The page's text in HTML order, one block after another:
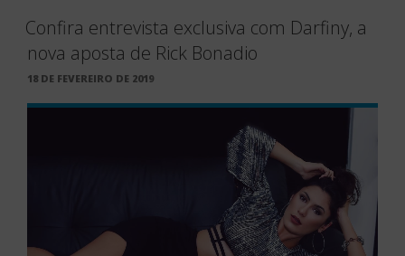
Confira entrevista exclusiva com Darfiny, a
nova aposta de Rick Bonadio
PUBLICADO
18 DE FEVEREIRO DE 2019